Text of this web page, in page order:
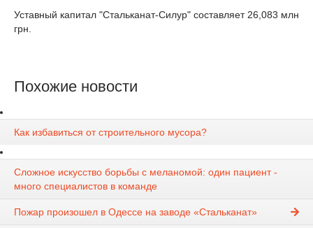
Уставный капитал "Стальканат-Силур" составляет 26,083 млн
грн.
Похожие новости
Как избавиться от строительного мусора?
Сложное искусство борьбы с меланомой: один пациент -
много специалистов в команде
Пожар произошел в Одессе на заводе «Стальканат»